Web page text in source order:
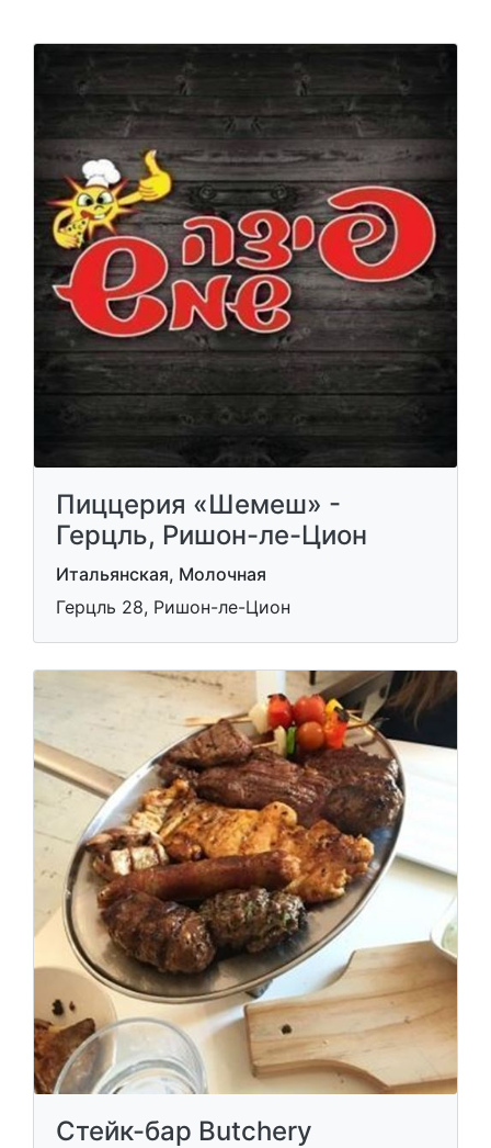
Пиццерия «Шемеш» -
Герцль, Ришон-ле-Цион
Итальянская, Молочная
Герцль 28, Ришон-ле-Цион
Стейк-бар Butchery